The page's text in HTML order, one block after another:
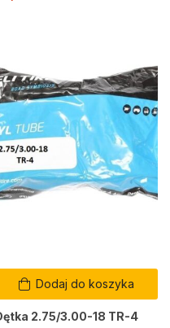
Dodaj do koszyka
2.75/3.00-18 TR-4